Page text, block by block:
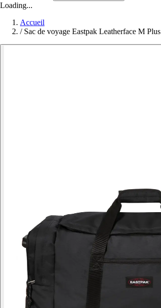
Loading...
Accueil
/ Sac de voyage Eastpak Leatherface M Plus